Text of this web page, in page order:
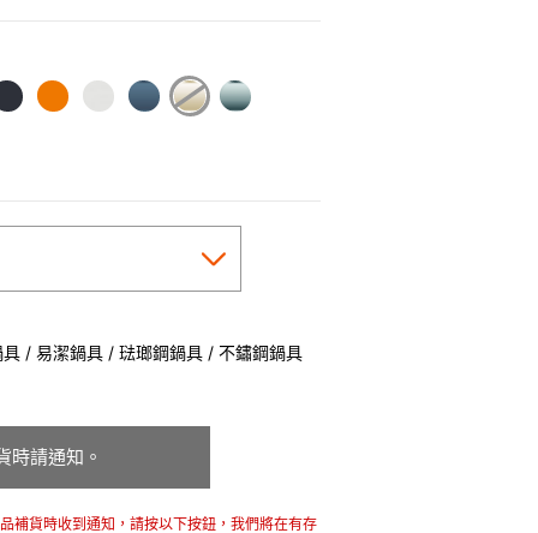
/ 易潔鍋具 / 琺瑯鋼鍋具 / 不鏽鋼鍋具
時請通知。
補貨時收到通知，請按以下按鈕，我們將在有存